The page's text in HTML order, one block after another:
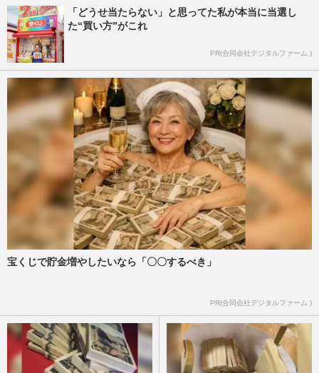
「どうせ当たらない」と思ってた私が本当に当選し
た“買い方”がこれ
PR(合同会社デジタルファーム )
宝くじで貯金増やしたいなら「〇〇するべき」
PR(合同会社デジタルファーム )